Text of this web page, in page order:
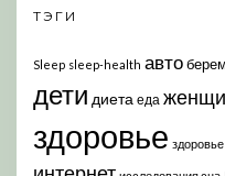
ТЭГИ
Sleep sleep-health авто
дети диета еда
здоровье